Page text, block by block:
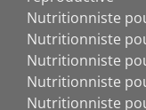
Nutritionniste
Nutritionniste
Nutritionniste
Nutritionniste
Nutritionniste